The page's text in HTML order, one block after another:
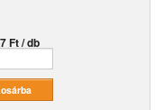
Ft / db